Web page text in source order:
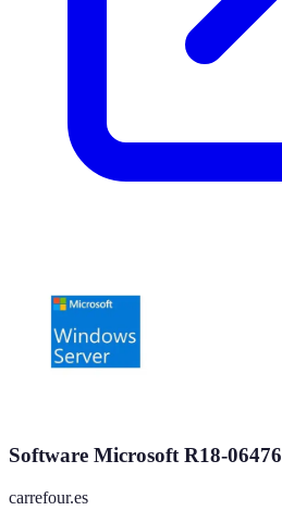
Software Microsoft R18-06476
carrefour.es